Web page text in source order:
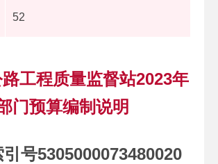
52
工程质量监督站2023年
门预算编制说明
引号5305000073480020